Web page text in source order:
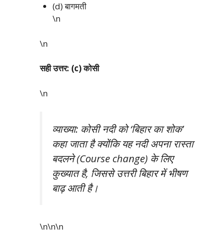
(d) बागमती
\n
\n
सही उत्तर: (c) कोसी
\n
व्याख्या: कोसी नदी को ‘बिहार का शोक’
कहा जाता है क्योंकि यह नदी अपना रास्ता
बदलने (Course change) के लिए
कुख्यात है, जिससे उत्तरी बिहार में भीषण
बाढ़ आती है।
\n\n\n